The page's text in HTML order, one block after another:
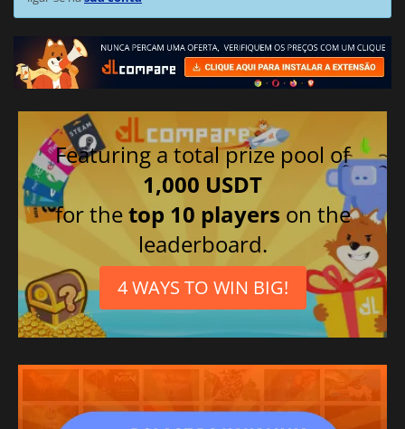
Featuring a total prize pool of
1,000 USDT
for thetop 10 players on the
leaderboard.
4 WAYS TO WIN BIG!